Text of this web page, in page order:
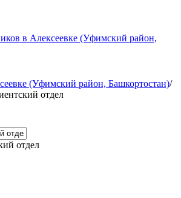
в Алексеевке (Уфимский район,
(Уфимский район, Башкортостан)/
отдел
отдел